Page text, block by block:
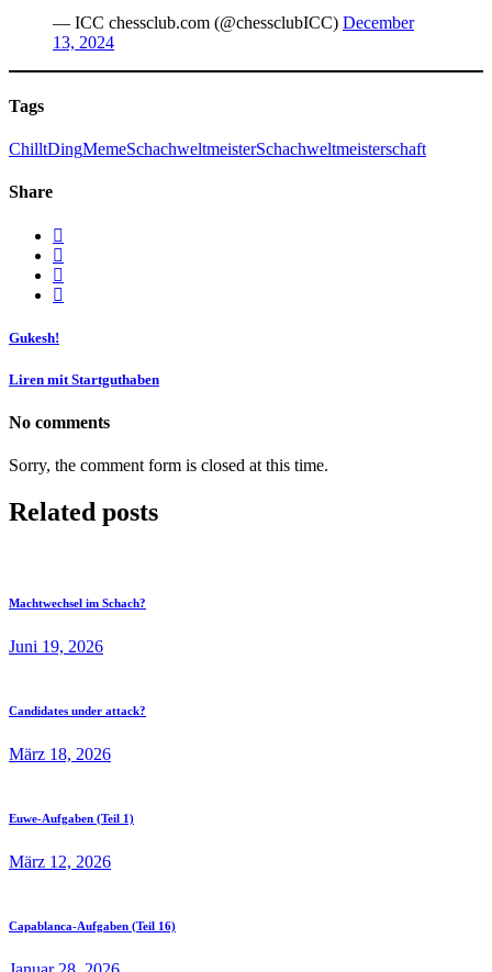
— ICC chessclub.com (@chessclubICC) December
13, 2024
Tags
ChilltDingMemeSchachweltmeisterSchachweltmeisterschaft
Share
Gukesh!
Liren mit Startguthaben
No comments
Sorry, the comment form is closed at this time.
Related posts
Machtwechsel im Schach?
Juni 19, 2026
Candidates under attack?
März 18, 2026
Euwe-Aufgaben (Teil 1)
März 12, 2026
Capablanca-Aufgaben (Teil 16)